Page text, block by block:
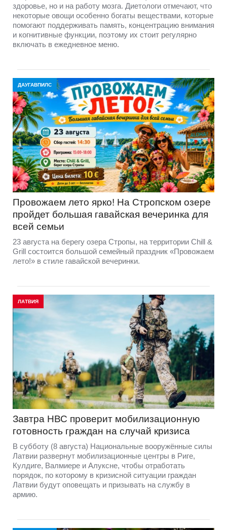
здоровье, но и на работу мозга. Диетологи отмечают, что
некоторые овощи особенно богаты веществами, которые
помогают поддерживать память, концентрацию внимания
и когнитивные функции, поэтому их стоит регулярно
включать в ежедневное меню.
ДАУГАВПИЛС
Провожаем лето ярко! На Стропском озере
пройдет большая гавайская вечеринка для
всей семьи
23 августа на берегу озера Стропы, на территории Chill &
Grill состоится большой семейный праздник «Провожаем
лето!» в стиле гавайской вечеринки.
ЛАТВИЯ
Завтра НВС проверит мобилизационную
готовность граждан на случай кризиса
В субботу (8 августа) Национальные вооружённые силы
Латвии развернут мобилизационные центры в Риге,
Кулдиге, Валмиере и Алуксне, чтобы отработать
порядок, по которому в кризисной ситуации граждан
Латвии будут оповещать и призывать на службу в
армию.